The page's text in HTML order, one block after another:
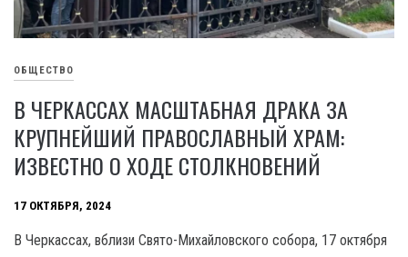
ОБЩЕСТВО
В ЧЕРКАССАХ МАСШТАБНАЯ ДРАКА ЗА
КРУПНЕЙШИЙ ПРАВОСЛАВНЫЙ ХРАМ:
ИЗВЕСТНО О ХОДЕ СТОЛКНОВЕНИЙ
17 ОКТЯБРЯ, 2024
В Черкассах, вблизи Свято-Михайловского собора, 17 октября